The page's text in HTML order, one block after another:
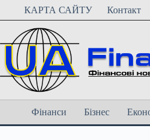
ПерейтиКАРТА САЙТУ Контакт
Фінанси Бізнес